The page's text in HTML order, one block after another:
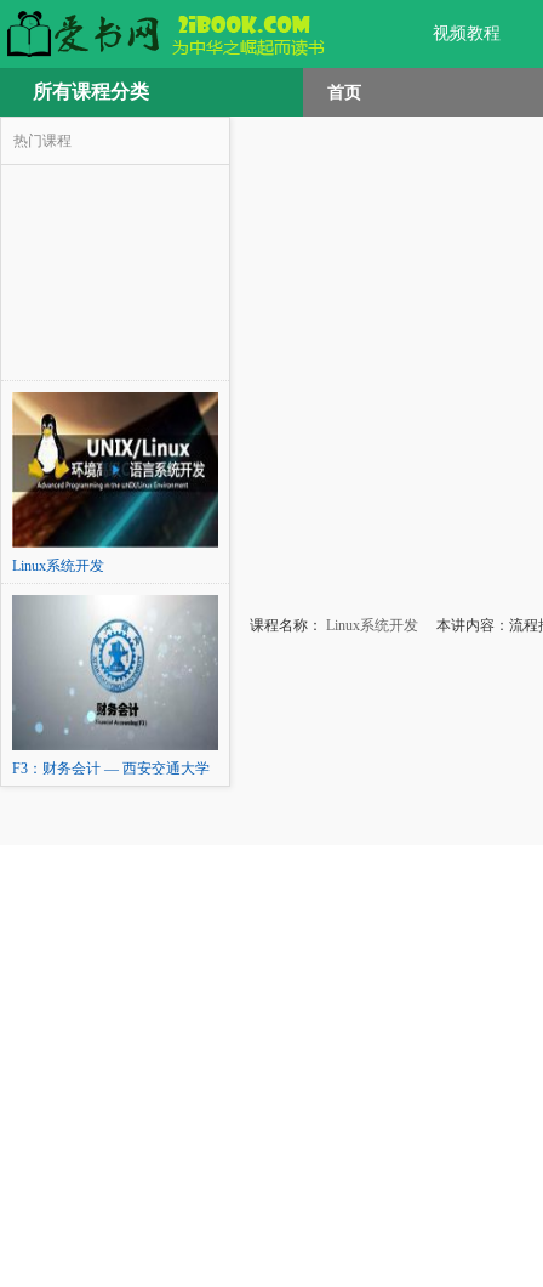
视频教程
所有课程分类 首页
热门课程
Linux系统开发
F3：财务会计 — 西安交通大学
课程名称： Linux系统开发 本讲内容：流程